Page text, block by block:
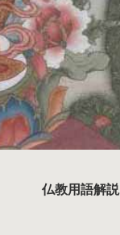
仏教用語解説